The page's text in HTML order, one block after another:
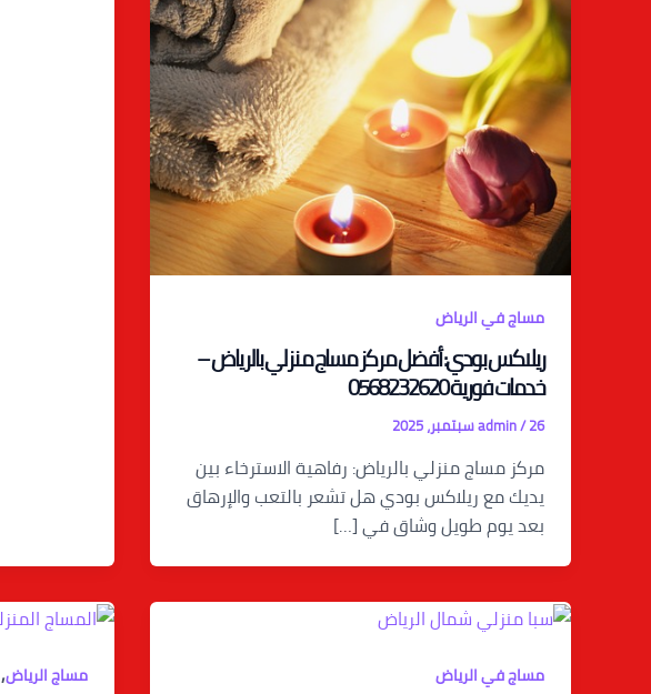
مساج في الرياض
ريلاكس بودي: أفضل مركز مساج منزلي بالرياض –
خدمات فورية 0568232620
admin/26 سبتمبر، 2025
مركز مساج منزلي بالرياض: رفاهية الاسترخاء بين
يديك مع ريلاكس بودي هل تشعر بالتعب والإرهاق
بعد يوم طويل وشاق في […]
مساج في الرياض مساج الرياض,